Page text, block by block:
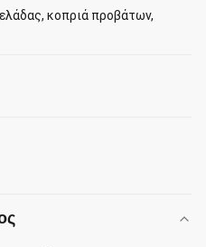
κοπριά προβάτων,